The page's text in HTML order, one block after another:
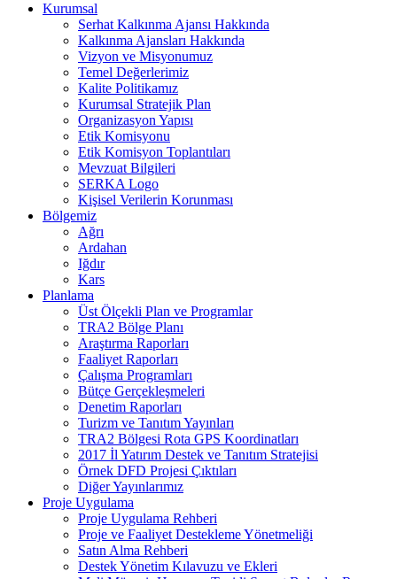
Kurumsal
Serhat Kalkınma Ajansı Hakkında
Kalkınma Ajansları Hakkında
Vizyon ve Misyonumuz
Temel Değerlerimiz
Kalite Politikamız
Kurumsal Stratejik Plan
Organizasyon Yapısı
Etik Komisyonu
Etik Komisyon Toplantıları
Mevzuat Bilgileri
SERKA Logo
Kişisel Verilerin Korunması
Bölgemiz
Ağrı
Ardahan
Iğdır
Kars
Planlama
Üst Ölçekli Plan ve Programlar
TRA2 Bölge Planı
Araştırma Raporları
Faaliyet Raporları
Çalışma Programları
Bütçe Gerçekleşmeleri
Denetim Raporları
Turizm ve Tanıtım Yayınları
TRA2 Bölgesi Rota GPS Koordinatları
2017 İl Yatırım Destek ve Tanıtım Stratejisi
Örnek DFD Projesi Çıktıları
Diğer Yayınlarımız
Proje Uygulama
Proje Uygulama Rehberi
Proje ve Faaliyet Destekleme Yönetmeliği
Satın Alma Rehberi
Destek Yönetim Kılavuzu ve Ekleri